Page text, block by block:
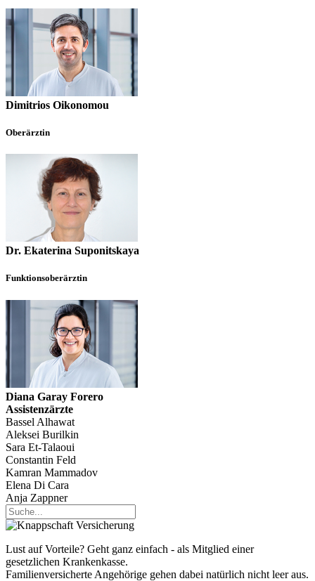
Dimitrios Oikonomou
Oberärztin
Dr. Ekaterina Suponitskaya
Funktionsoberärztin
Diana Garay Forero
Assistenzärzte
Bassel Alhawat
Aleksei Burilkin
Sara Et-Talaoui
Constantin Feld
Kamran Mammadov
Elena Di Cara
Anja Zappner
Lust auf Vorteile? Geht ganz einfach - als Mitglied einer
gesetzlichen Krankenkasse.
Familienversicherte Angehörige gehen dabei natürlich nicht leer aus.